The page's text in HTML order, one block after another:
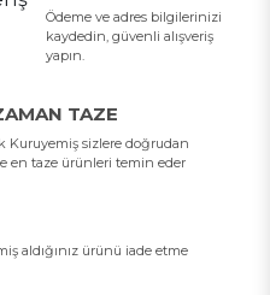
Ödeme ve adres bilgilerinizi
kaydedin, güvenli alışveriş
yapın.
TAZE
Kuruyemiş sizlere doğrudan
en taze ürünleri temin eder
aldığınız ürünü iade etme